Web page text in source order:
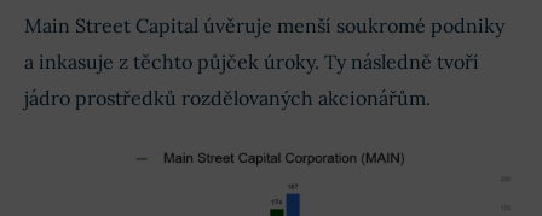
Main Street Capital úvěruje menší soukromé podniky
a inkasuje z těchto půjček úroky. Ty následně tvoří
jádro prostředků rozdělovaných akcionářům.